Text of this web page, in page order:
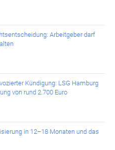
Arbeitgeber darf
Kündigung: LSG Hamburg
von rund 2.700 Euro
in 12–18 Monaten und das